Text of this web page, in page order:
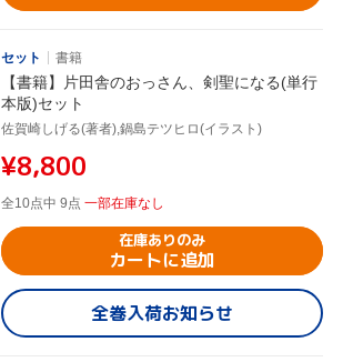
セット 書籍
【書籍】片田舎のおっさん、剣聖になる(単行
本版)セット
佐賀崎しげる(著者),鍋島テツヒロ(イラスト)
¥8,800
全10点中 9点 一部在庫なし
在庫ありのみ
カートに追加
全巻入荷お知らせ